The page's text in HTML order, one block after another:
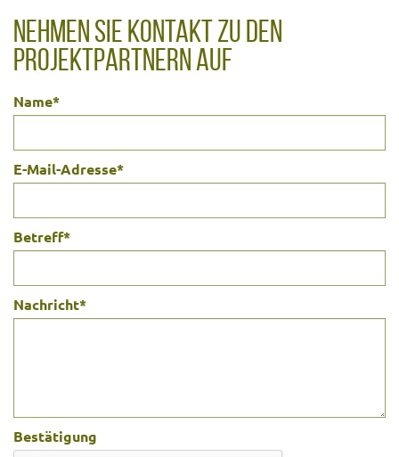
NEHMEN SIE KONTAKT ZU DEN
PROJEKTPARTNERN AUF
Name*
E-Mail-Adresse*
Betreff*
Nachricht*
Bestätigung